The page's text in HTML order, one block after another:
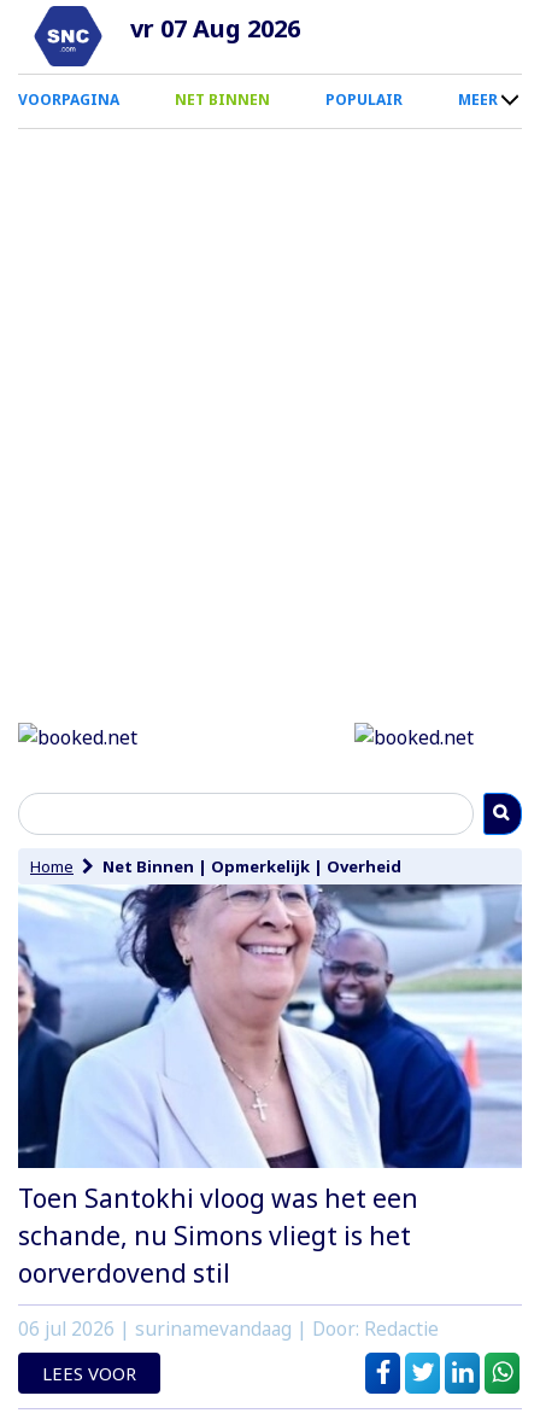
Overslaan
naar
inhoud
vr 07 Aug 2026
0
Smartphone
VOORPAGINA NET BINNEN POPULAIR MEER
Home Net Binnen | Opmerkelijk | Overheid
Toen Santokhi vloog was het een
schande, nu Simons vliegt is het
oorverdovend stil
06 jul 2026 | surinamevandaag | Door: Redactie
LEES VOOR